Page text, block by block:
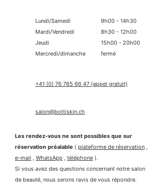
Lundi/Samedi
Mardi/Vendredi
Jeudi
Mercredi/dimanche
9h00 - 14h30
8h30 - 12h00
15h00 - 20h00
fermé
+41 (0) 76 765 66 47 (appel gratuit)
salon@bottiskin.ch
Les rendez-vous ne sont possibles que sur
réservation préalable ( plateforme de réservation ,
e-mail , WhatsApp , téléphone ).
Si vous avez des questions concernant notre salon
de beauté, nous serons ravis de vous répondre.